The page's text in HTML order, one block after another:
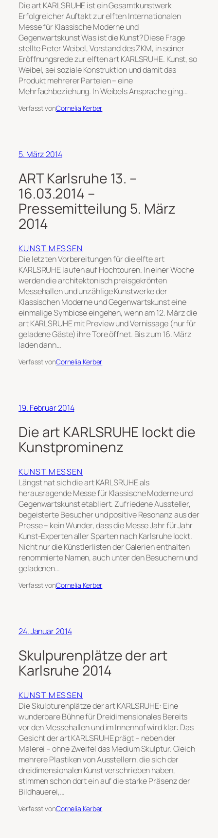
Die art KARLSRUHE ist ein Gesamtkunstwerk
Erfolgreicher Auftakt zur elften Internationalen
Messe für Klassische Moderne und
Gegenwartskunst Was ist die Kunst? Diese Frage
stellte Peter Weibel, Vorstand des ZKM, in seiner
Eröffnungsrede zur elften art KARLSRUHE. Kunst, so
Weibel, sei soziale Konstruktion und damit das
Produkt mehrerer Parteien – eine
Mehrfachbeziehung. In Weibels Ansprache ging…
Verfasst vonCornelia Kerber
5. März 2014
ART Karlsruhe 13. –
16.03.2014 –
Pressemitteilung 5. März
2014
KUNST MESSEN
Die letzten Vorbereitungen für die elfte art
KARLSRUHE laufen auf Hochtouren. In einer Woche
werden die architektonisch preisgekrönten
Messehallen und unzählige Kunstwerke der
Klassischen Moderne und Gegenwartskunst eine
einmalige Symbiose eingehen, wenn am 12. März die
art KARLSRUHE mit Preview und Vernissage (nur für
geladene Gäste) ihre Tore öffnet. Bis zum 16. März
laden dann…
Verfasst vonCornelia Kerber
19. Februar 2014
Die art KARLSRUHE lockt die
Kunstprominenz
KUNST MESSEN
Längst hat sich die art KARLSRUHE als
herausragende Messe für Klassische Moderne und
Gegenwartskunst etabliert. Zufriedene Aussteller,
begeisterte Besucher und positive Resonanz aus der
Presse – kein Wunder, dass die Messe Jahr für Jahr
Kunst-Experten aller Sparten nach Karlsruhe lockt.
Nicht nur die Künstlerlisten der Galerien enthalten
renommierte Namen, auch unter den Besuchern und
geladenen…
Verfasst vonCornelia Kerber
24. Januar 2014
Skulpurenplätze der art
Karlsruhe 2014
KUNST MESSEN
Die Skulpturenplätze der art KARLSRUHE: Eine
wunderbare Bühne für Dreidimensionales Bereits
vor den Messehallen und im Innenhof wird klar: Das
Gesicht der art KARLSRUHE prägt – neben der
Malerei – ohne Zweifel das Medium Skulptur. Gleich
mehrere Plastiken von Ausstellern, die sich der
dreidimensionalen Kunst verschrieben haben,
stimmen schon dort ein auf die starke Präsenz der
Bildhauerei,…
Verfasst vonCornelia Kerber